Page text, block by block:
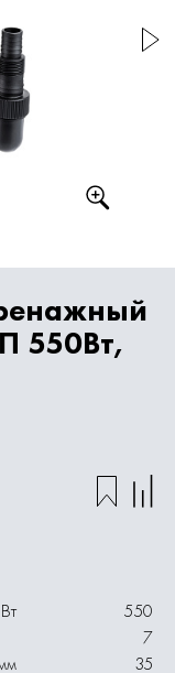
550Вт,
550
7
35